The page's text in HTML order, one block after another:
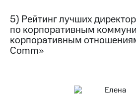
5) Рейтинг лучших
по корпоративным
корпоративным
Comm»